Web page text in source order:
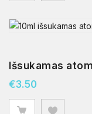
Išsukamas
€3.50